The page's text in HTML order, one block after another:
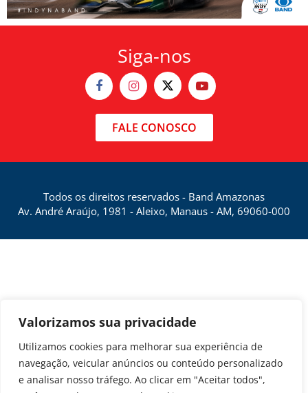
Valorizamos sua privacidade
Utilizamos cookies para melhorar sua experiência de
navegação, veicular anúncios ou conteúdo personalizado
e analisar nosso tráfego. Ao clicar em "Aceitar todos",
Siga-nos
FALE CONOSCO
Todos os direitos reservados - Band Amazonas
Av. André Araújo, 1981 - Aleixo, Manaus - AM, 69060-000